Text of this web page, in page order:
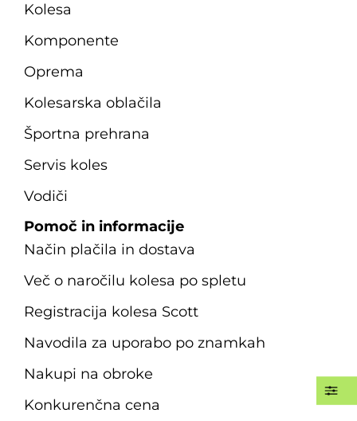
Kolesa
Komponente
Oprema
Kolesarska oblačila
Športna prehrana
Servis koles
Vodiči
Pomoč in informacije
Način plačila in dostava
Več o naročilu kolesa po spletu
Registracija kolesa Scott
Navodila za uporabo po znamkah
Nakupi na obroke
Konkurenčna cena